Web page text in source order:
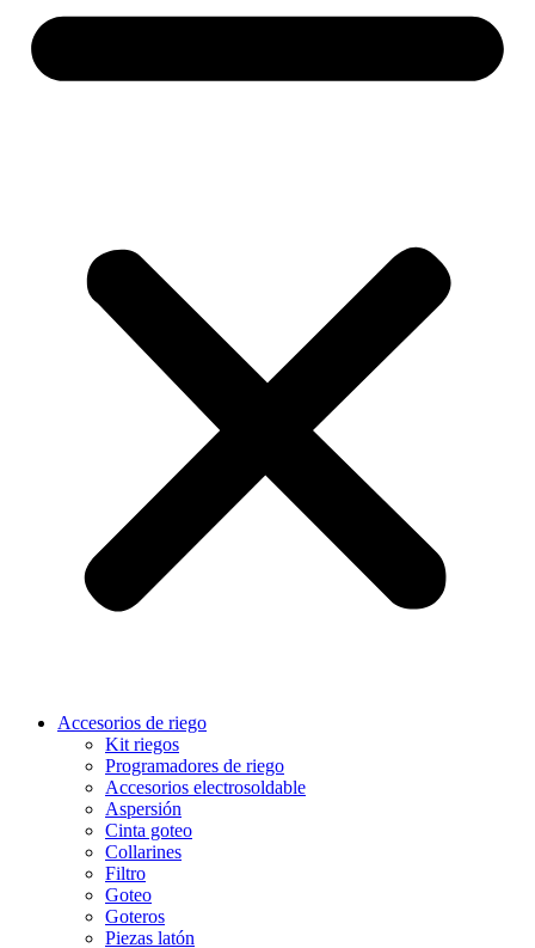
Accesorios de riego
Kit riegos
Programadores de riego
Accesorios electrosoldable
Aspersión
Cinta goteo
Collarines
Filtro
Goteo
Goteros
Piezas latón